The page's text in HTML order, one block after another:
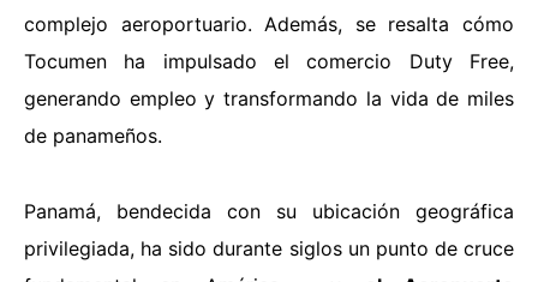
complejo aeroportuario. Además, se resalta cómo
Tocumen ha impulsado el comercio Duty Free,
generando empleo y transformando la vida de miles
de panameños.
Panamá, bendecida con su ubicación geográfica
privilegiada, ha sido durante siglos un punto de cruce